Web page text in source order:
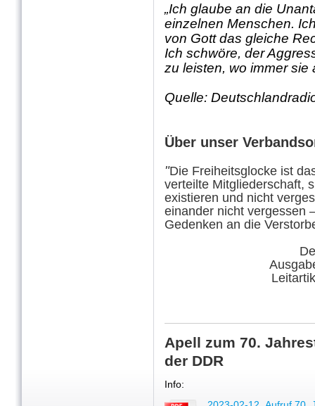
„Ich glaube an die
einzelnen Menschen.
von Gott das gleiche
Ich schwöre, der
zu leisten, wo immer sie
Quelle:
Über unser
"Die Freiheitsglocke ist
verteilte Mitgliederschaft,
existieren und nicht
einander nicht vergessen
Gedenken an die
Apell zum 70.
der DDR
Info: